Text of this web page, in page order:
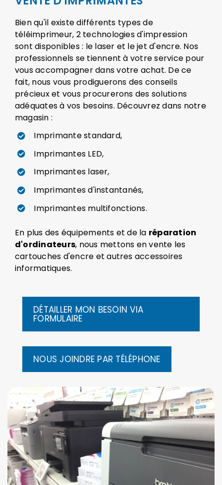
Bien qu'il existe différents types de
téléimprimeur, 2 technologies d'impression
sont disponibles : le laser et le jet d'encre. Nos
professionnels se tiennent à votre service pour
vous accompagner dans votre achat. De ce
fait, nous vous prodiguerons des conseils
précieux et vous procurerons des solutions
adéquates à vos besoins. Découvrez dans notre
magasin :
Imprimante standard,
Imprimantes LED,
Imprimantes laser,
Imprimantes d'instantanés,
Imprimantes multifonctions.
En plus des équipements et de la réparation
d'ordinateurs, nous mettons en vente les
cartouches d'encre et autres accessoires
informatiques.
DÉTAILLER MON BESOIN VIA
FORMULAIRE
NOUS JOINDRE PAR TÉLÉPHONE